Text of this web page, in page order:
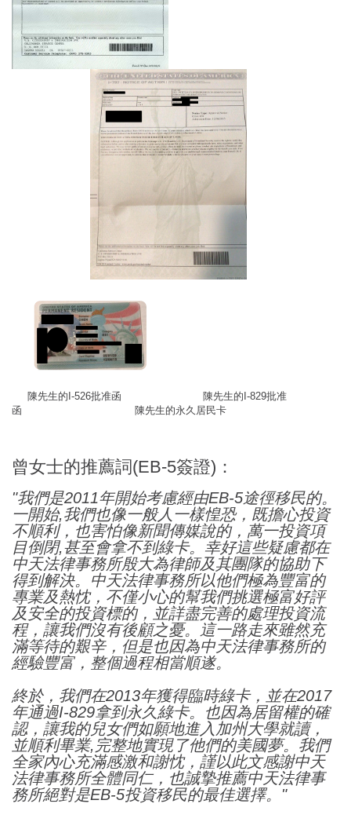
陳先生的I-526批准函 陳先生的I-829批准
函 陳先生的永久居民卡
曾女士的推薦詞(EB-5簽證)：
"我們是2011年開始考慮經由EB-5途徑移民的。
一開始,我們也像一般人一樣惶恐， 既擔心投資
不順利， 也害怕像新聞傳媒說的， 萬一投資項
目倒閉,甚至會拿不到綠卡。幸好這些疑慮都在
中天法律事務所殷大為律師及其團隊的協助下
得到解決。中天法律事務所以他們極為豐富的
專業及熱忱， 不僅小心的幫我們挑選極富好評
及安全的投資標的， 並詳盡完善的處理投資流
程， 讓我們沒有後顧之憂。這一路走來雖然充
滿等待的艱辛， 但是也因為中天法律事務所的
經驗豐富， 整個過程相當順遂。
終於， 我們在2013年獲得臨時綠卡， 並在2017
年通過I-829拿到永久綠卡。也因為居留權的確
認， 讓我的兒女們如願地進入加州大學就讀，
並順利畢業,完整地實現了他們的美國夢。我們
全家內心充滿感激和謝忱， 謹以此文感謝中天
法律事務所全體同仁， 也誠摯推薦中天法律事
務所絕對是EB-5投資移民的最佳選擇。"